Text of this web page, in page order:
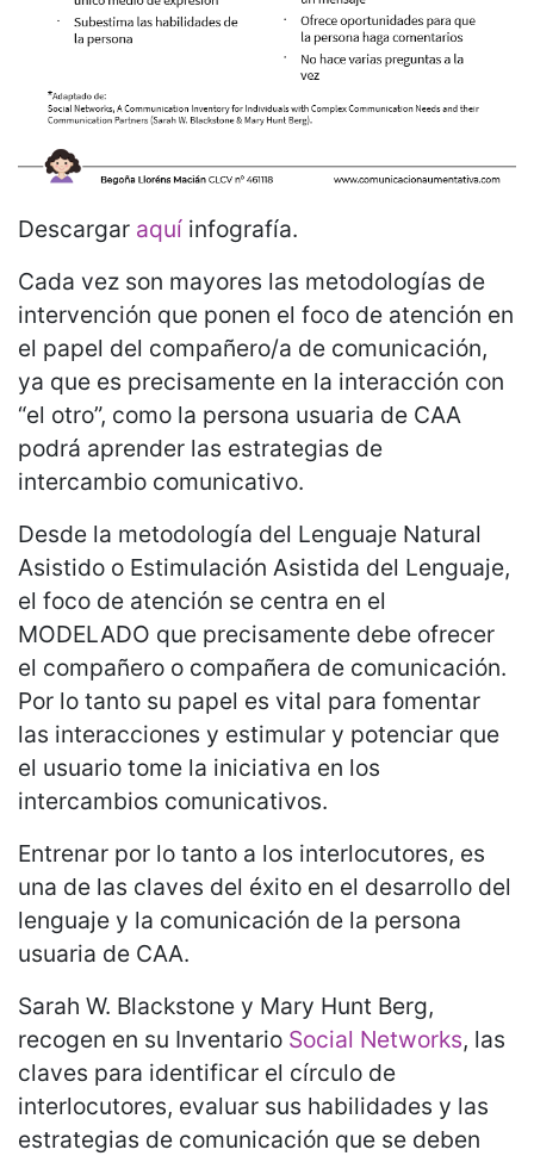
Descargar aquí infografía.
Cada vez son mayores las metodologías de
intervención que ponen el foco de atención en
el papel del compañero/a de comunicación,
ya que es precisamente en la interacción con
“el otro”, como la persona usuaria de CAA
podrá aprender las estrategias de
intercambio comunicativo.
Desde la metodología del Lenguaje Natural
Asistido o Estimulación Asistida del Lenguaje,
el foco de atención se centra en el
MODELADO que precisamente debe ofrecer
el compañero o compañera de comunicación.
Por lo tanto su papel es vital para fomentar
las interacciones y estimular y potenciar que
el usuario tome la iniciativa en los
intercambios comunicativos.
Entrenar por lo tanto a los interlocutores, es
una de las claves del éxito en el desarrollo del
lenguaje y la comunicación de la persona
usuaria de CAA.
Sarah W. Blackstone y Mary Hunt Berg,
recogen en su Inventario Social Networks, las
claves para identificar el círculo de
interlocutores, evaluar sus habilidades y las
estrategias de comunicación que se deben